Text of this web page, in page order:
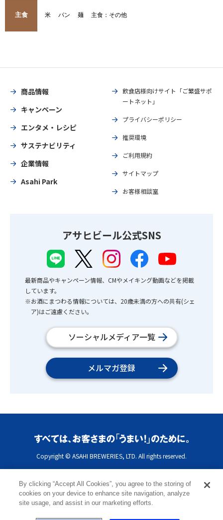
主食 米 パン 麺 主食：その他
商品情報
キャンペーン
エンタメ・レシピ
サステナビリティ
企業情報
Asahi Park
飲食店様向けサイト「ご繁盛サポ
ートネット」
プライバシーポリシー
推奨環境
ご利用規約
サイトマップ
お客様相談室
アサヒビール公式SNS
最新商品やキャンペーン情報、CMやメイキング動画などを掲載
しています。
※お酒にまつわる情報については、20歳未満の方への共有(シェ
ア)はご遠慮ください。
ソーシャルメディア一覧
メルマガ登録
Copyright © ASAHI BREWERIES, LTD. All rights reserved.
By clicking “Accept All Cookies”, you agree to the storing of
cookies on your device to enhance site navigation, analyze
site usage, and assist in our marketing efforts.